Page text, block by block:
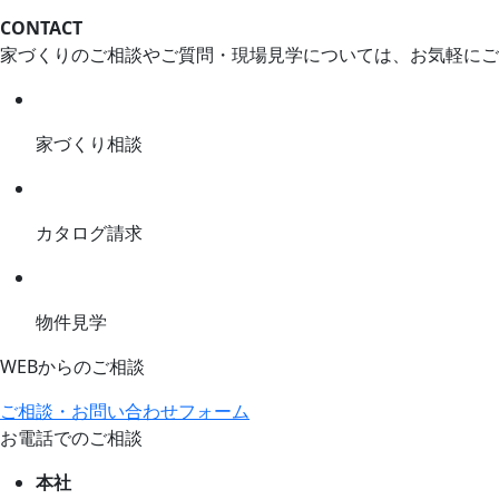
CONTACT
家づくりのご相談やご質問・現場見学については、お気軽にご
家づくり相談
カタログ請求
物件見学
WEBからのご相談
ご相談・お問い合わせフォーム
お電話でのご相談
本社